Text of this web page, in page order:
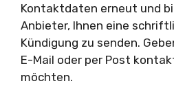
Kontaktdaten erneut und
Anbieter, Ihnen eine
Kündigung zu senden.
E-Mail oder per Post
möchten.